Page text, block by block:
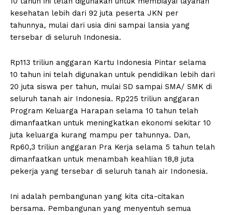
kesehatan lebih dari 92 juta peserta JKN per
tahunnya, mulai dari usia dini sampai lansia yang
tersebar di seluruh Indonesia.
Rp113 triliun anggaran Kartu Indonesia Pintar selama
10 tahun ini telah digunakan untuk pendidikan lebih dari
20 juta siswa per tahun, mulai SD sampai SMA/ SMK di
seluruh tanah air Indonesia. Rp225 triliun anggaran
Program Keluarga Harapan selama 10 tahun telah
dimanfaatkan untuk meningkatkan ekonomi sekitar 10
juta keluarga kurang mampu per tahunnya. Dan,
Rp60,3 triliun anggaran Pra Kerja selama 5 tahun telah
dimanfaatkan untuk menambah keahlian 18,8 juta
pekerja yang tersebar di seluruh tanah air Indonesia.
Ini adalah pembangunan yang kita cita-citakan
bersama. Pembangunan yang menyentuh semua